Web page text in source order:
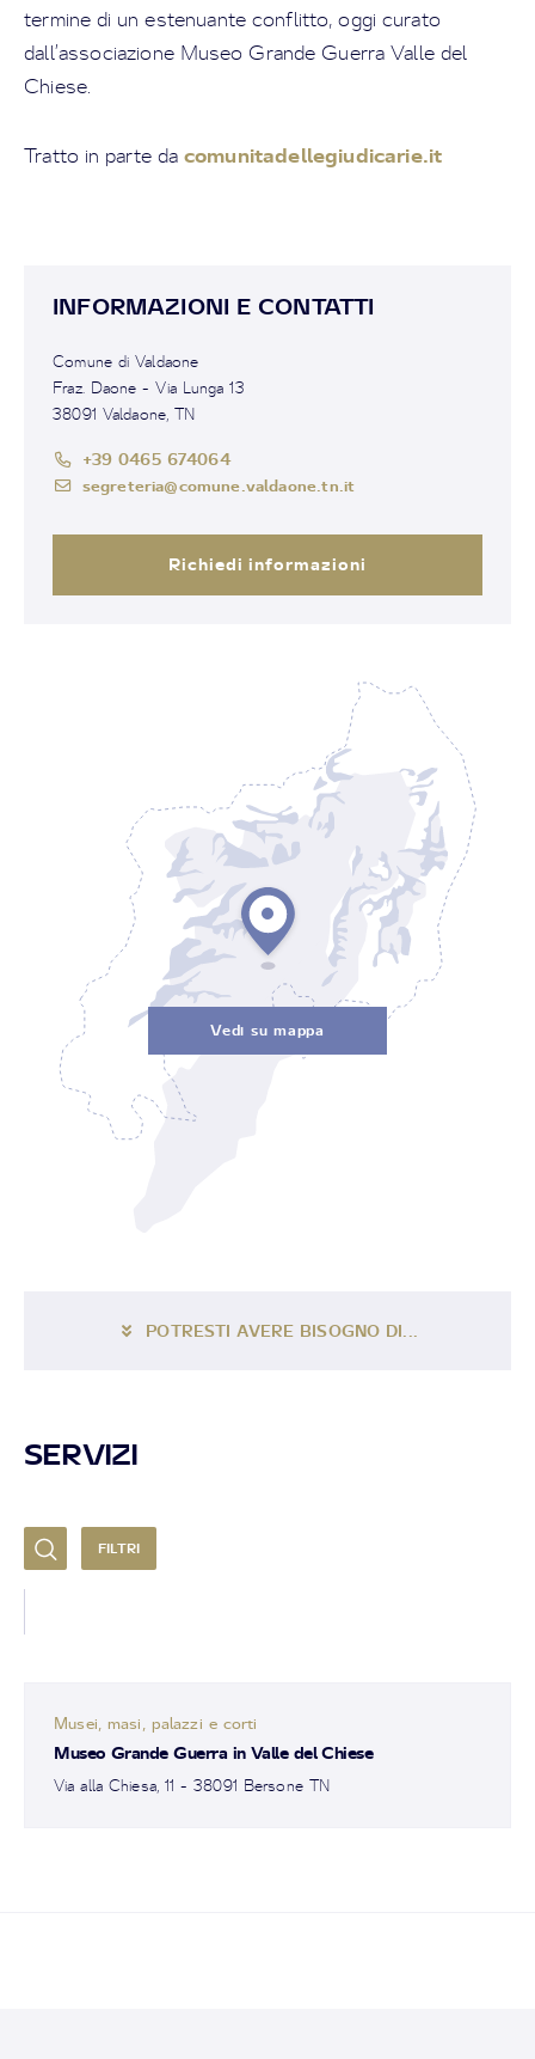
termine di un estenuante conflitto, oggi curato
dall’associazione Museo Grande Guerra Valle del
Chiese.
Tratto in parte da comunitadellegiudicarie.it
INFORMAZIONI E CONTATTI
Comune di Valdaone
Fraz. Daone - Via Lunga 13
38091 Valdaone, TN
+39 0465 674064
segreteria@comune.valdaone.tn.it
Richiedi informazioni
Vedi su mappa
POTRESTI AVERE BISOGNO DI...
SERVIZI
FILTRI
Musei, masi, palazzi e corti
Museo Grande Guerra in Valle del Chiese
Via alla Chiesa, 11 - 38091 Bersone TN